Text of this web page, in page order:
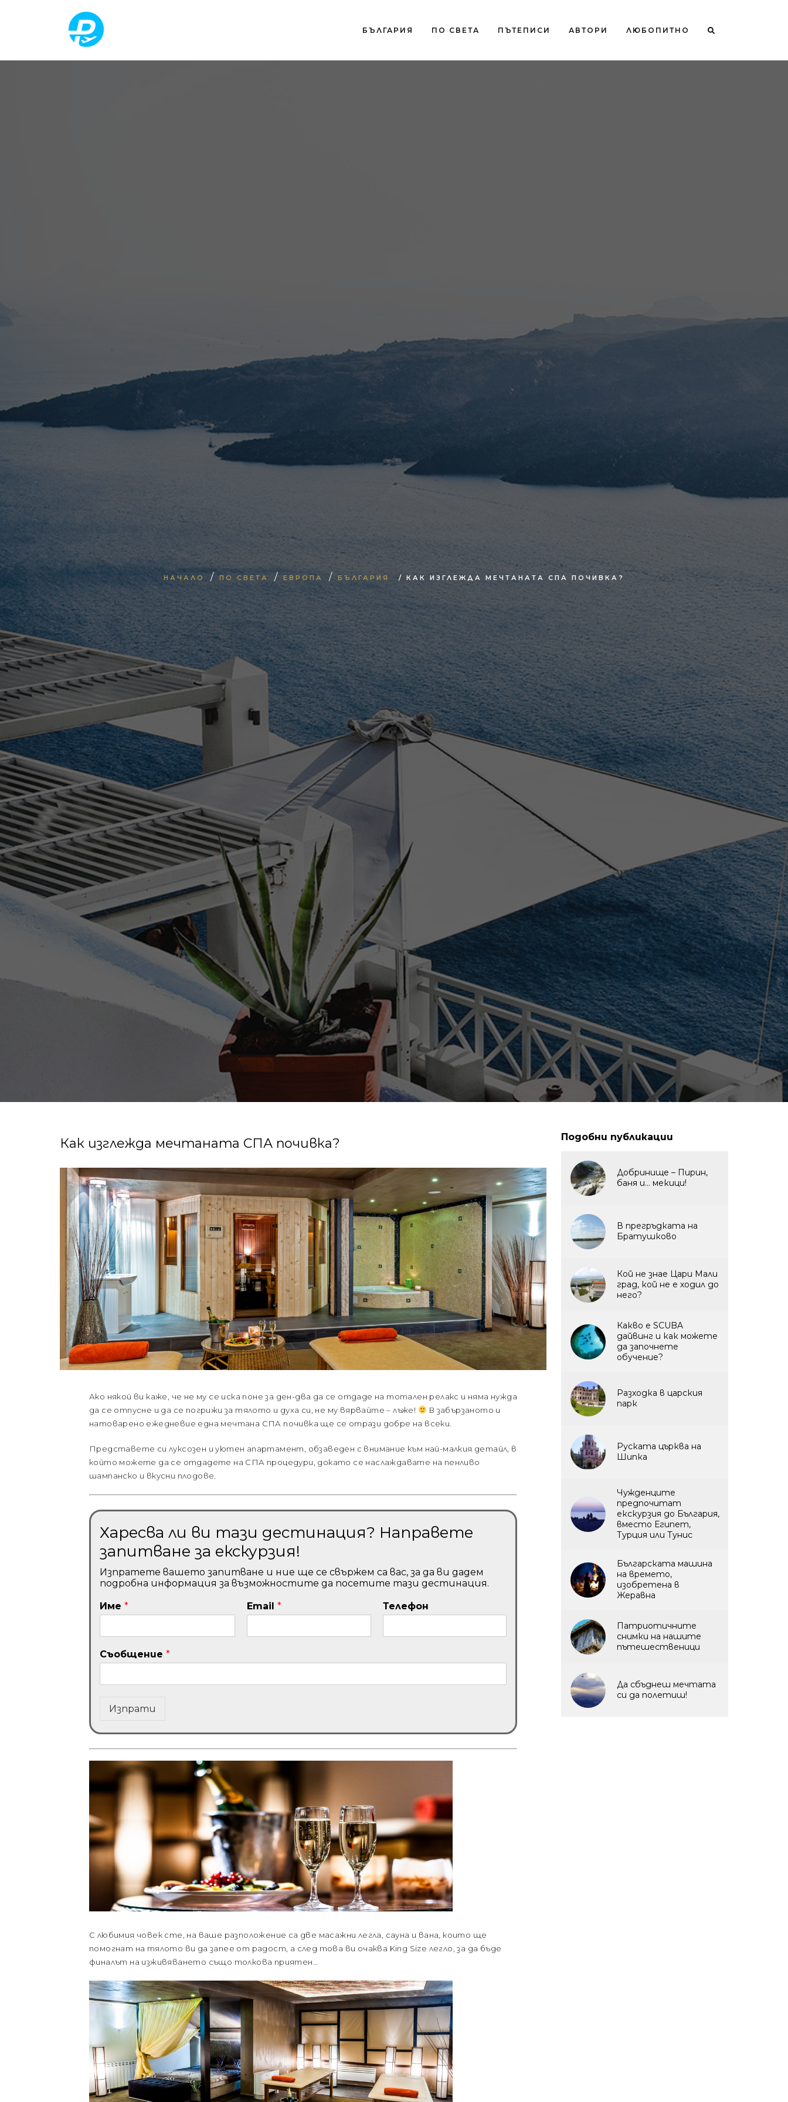
БЪЛГАРИЯ ПО СВЕТА ПЪТЕПИСИ АВТОРИ ЛЮБОПИТНО
НАЧАЛО / ПО СВЕТА / ЕВРОПА / БЪЛГАРИЯ / КАК ИЗГЛЕЖДА МЕЧТАНАТА СПА ПОЧИВКА?
Как изглежда мечтаната СПА почивка?
Ако някой ви каже, че не му се иска поне за ден-два да се отдаде на тотален релакс и няма нужда
да се отпусне и да се погрижи за тялото и духа си, не му вярвайте – лъже!
В забързаното и
натоварено ежедневие една мечтана СПА почивка ще се отрази добре на всеки.
Представете си луксозен и уютен апартамент, обзаведен с внимание към най-малкия детайл, в
който можете да се отдадете на СПА процедури, докато се наслаждавате на пенливо
шампанско и вкусни плодове.
Харесва ли ви тази дестинация? Направете
запитване за екскурзия!
Изпратете вашето запитване и ние ще се свържем са вас, за да ви дадем
подробна информация за възможностите да посетите тази дестинация.
Име * Email* Телефон
Съобщение *
Изпрати
С любимия човек сте, на ваше разположение са две масажни легла, сауна и вана, които ще
помогнат на тялото ви да запее от радост, а след това ви очаква King Size легло, за да бъде
финалът на изживяването също толкова приятен…
Подобни публикации
Добринище – Пирин,
баня и... мекици!
В прегръдката на
Братушково
Кой не знае Цари Мали
град, кой не е ходил до
него?
Какво е SCUBA
дайвинг и как можете
да започнете
обучение?
Разходка в царския
парк
Руската църква на
Шипка
Чужденците
предпочитат
екскурзия до България,
вместо Египет,
Турция или Тунис
Българската машина
на времето,
изобретена в
Жеравна
Патриотичните
снимки на нашите
пътешественици
Да сбъднеш мечтата
си да полетиш!